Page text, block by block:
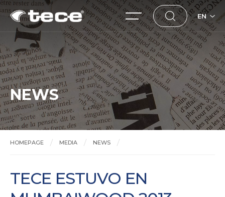
EN
NEWS
HOMEPAGE MEDIA NEWS
TECE ESTUVO EN